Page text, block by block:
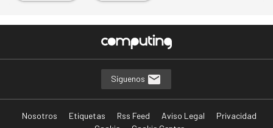
Síguenos
Nosotros Etiquetas Rss Feed Aviso Legal
Privacidad